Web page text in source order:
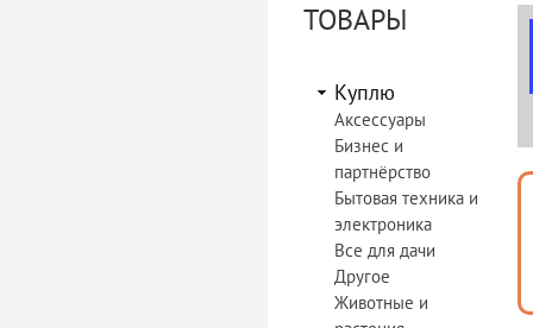
ТОВАРЫ
Куплю
Аксессуары
Бизнес и
партнёрство
Бытовая техника и
электроника
Все для дачи
Другое
Животные и